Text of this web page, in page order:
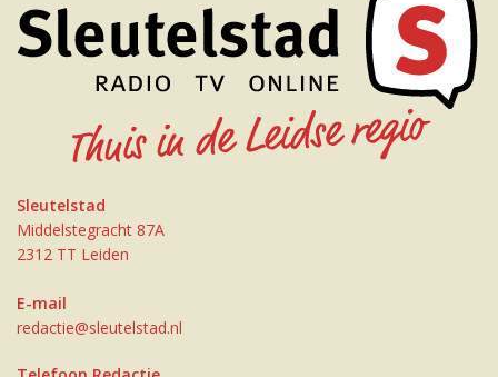
Sleutelstad
Middelstegracht 87A
2312 TT Leiden
E-mail
redactie@sleutelstad.nl